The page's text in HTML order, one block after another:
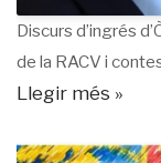
Discurs d’ingrés
de la RACV i
Llegir més »